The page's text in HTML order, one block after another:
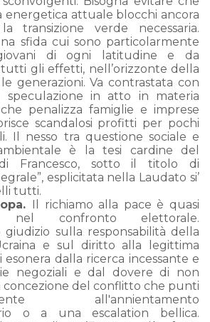
energetica attuale blocchi ancora
transizione verde necessaria.
sfida cui sono particolarmente
di ogni latitudine e da
tutti gli effetti, nell’orizzonte della
generazioni. Va contrastata con
speculazione in atto in materia
penalizza famiglie e imprese
scandalosi profitti per pochi
Il nesso tra questione sociale e
è la tesi cardine del
Francesco, sotto il titolo di
esplicitata nella Laudato si’
tutti.
Il richiamo alla pace è quasi
nel confronto elettorale.
giudizio sulla responsabilità della
e sul diritto alla legittima
esonera dalla ricerca incessante e
negoziali e dal dovere di non
concezione del conflitto che punti
all'annientamento
o a una escalation bellica.